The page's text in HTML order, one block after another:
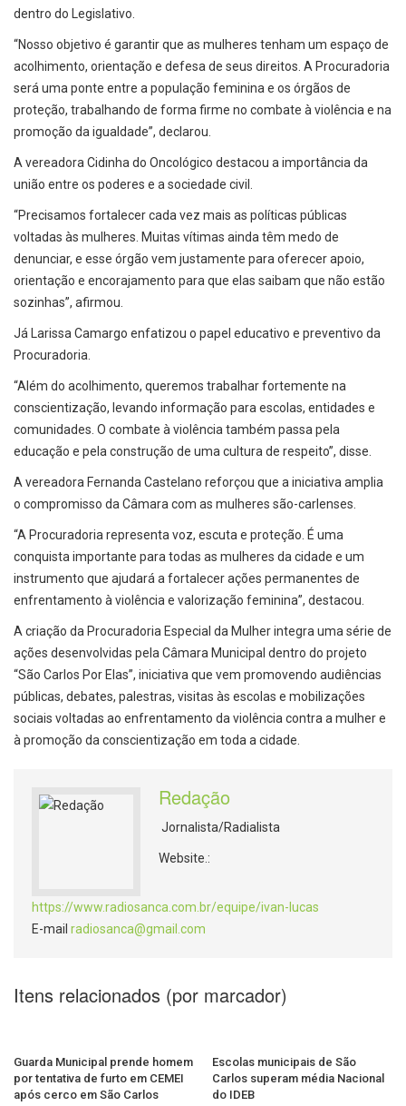
dentro do Legislativo.
“Nosso objetivo é garantir que as mulheres tenham um espaço de
acolhimento, orientação e defesa de seus direitos. A Procuradoria
será uma ponte entre a população feminina e os órgãos de
proteção, trabalhando de forma firme no combate à violência e na
promoção da igualdade”, declarou.
A vereadora Cidinha do Oncológico destacou a importância da
união entre os poderes e a sociedade civil.
“Precisamos fortalecer cada vez mais as políticas públicas
voltadas às mulheres. Muitas vítimas ainda têm medo de
denunciar, e esse órgão vem justamente para oferecer apoio,
orientação e encorajamento para que elas saibam que não estão
sozinhas”, afirmou.
Já Larissa Camargo enfatizou o papel educativo e preventivo da
Procuradoria.
“Além do acolhimento, queremos trabalhar fortemente na
conscientização, levando informação para escolas, entidades e
comunidades. O combate à violência também passa pela
educação e pela construção de uma cultura de respeito”, disse.
A vereadora Fernanda Castelano reforçou que a iniciativa amplia
o compromisso da Câmara com as mulheres são-carlenses.
“A Procuradoria representa voz, escuta e proteção. É uma
conquista importante para todas as mulheres da cidade e um
instrumento que ajudará a fortalecer ações permanentes de
enfrentamento à violência e valorização feminina”, destacou.
A criação da Procuradoria Especial da Mulher integra uma série de
ações desenvolvidas pela Câmara Municipal dentro do projeto
“São Carlos Por Elas”, iniciativa que vem promovendo audiências
públicas, debates, palestras, visitas às escolas e mobilizações
sociais voltadas ao enfrentamento da violência contra a mulher e
à promoção da conscientização em toda a cidade.
Redação
Jornalista/Radialista
Website.:
https://www.radiosanca.com.br/equipe/ivan-lucas
E-mail radiosanca@gmail.com
Itens relacionados (por marcador)
Guarda Municipal prende homem
por tentativa de furto em CEMEI
após cerco em São Carlos
Escolas municipais de São
Carlos superam média Nacional
do IDEB